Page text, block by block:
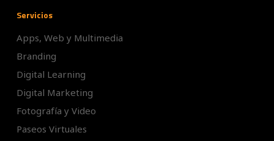
Servicios
Apps, Web y Multimedia
Branding
Digital Learning
Digital Marketing
Fotografía y Video
Paseos Virtuales